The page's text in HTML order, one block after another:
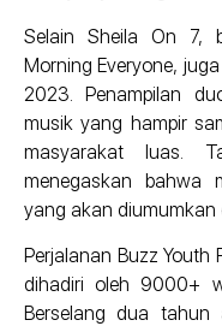
Selain Sheila On 7,
Morning Everyone,
2023. Penampilan
musik yang hampir
masyarakat luas.
menegaskan bahwa
yang akan diumumkan
Perjalanan Buzz
dihadiri oleh 9000+
Berselang dua tahun